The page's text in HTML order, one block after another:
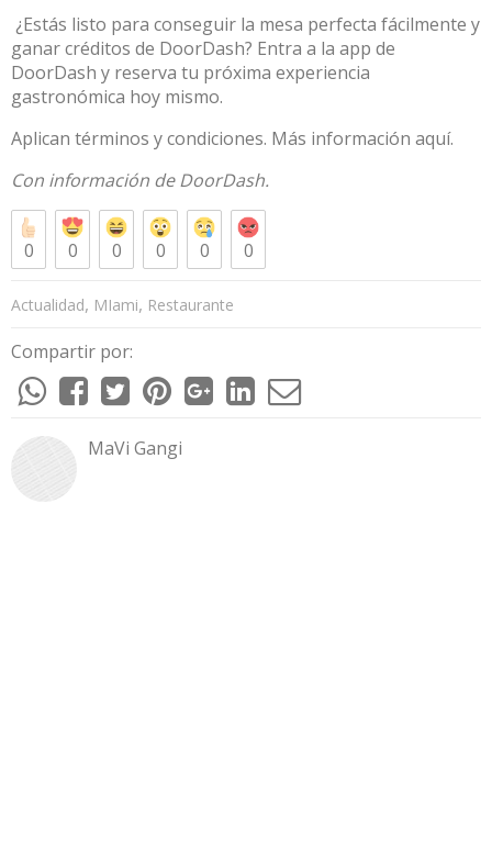
¿Estás listo para conseguir la mesa perfecta fácilmente y
ganar créditos de DoorDash? Entra a la app de
DoorDash y reserva tu próxima experiencia
gastronómica hoy mismo.
Aplican términos y condiciones. Más información aquí.
Con información de DoorDash.
0 0 0 0 0 0
Actualidad, MIami, Restaurante
Compartir por:
MaVi Gangi